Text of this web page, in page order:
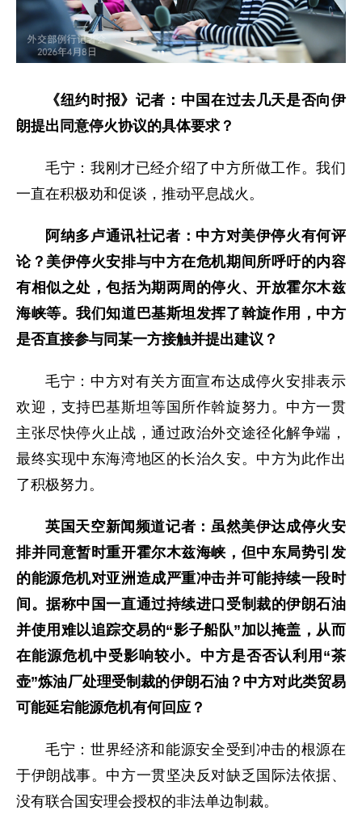
《纽约时报》记者：中国在过去几天是否向伊
朗提出同意停火协议的具体要求？
毛宁：我刚才已经介绍了中方所做工作。我们
一直在积极劝和促谈，推动平息战火。
阿纳多卢通讯社记者：中方对美伊停火有何评
论？美伊停火安排与中方在危机期间所呼吁的内容
有相似之处，包括为期两周的停火、开放霍尔木兹
海峡等。我们知道巴基斯坦发挥了斡旋作用，中方
是否直接参与同某一方接触并提出建议？
毛宁：中方对有关方面宣布达成停火安排表示
欢迎，支持巴基斯坦等国所作斡旋努力。中方一贯
主张尽快停火止战，通过政治外交途径化解争端，
最终实现中东海湾地区的长治久安。中方为此作出
了积极努力。
英国天空新闻频道记者：虽然美伊达成停火安
排并同意暂时重开霍尔木兹海峡，但中东局势引发
的能源危机对亚洲造成严重冲击并可能持续一段时
间。据称中国一直通过持续进口受制裁的伊朗石油
并使用难以追踪交易的“影子船队”加以掩盖，从而
在能源危机中受影响较小。中方是否否认利用“茶
壶”炼油厂处理受制裁的伊朗石油？中方对此类贸易
可能延宕能源危机有何回应？
毛宁：世界经济和能源安全受到冲击的根源在
于伊朗战事。中方一贯坚决反对缺乏国际法依据、
没有联合国安理会授权的非法单边制裁。